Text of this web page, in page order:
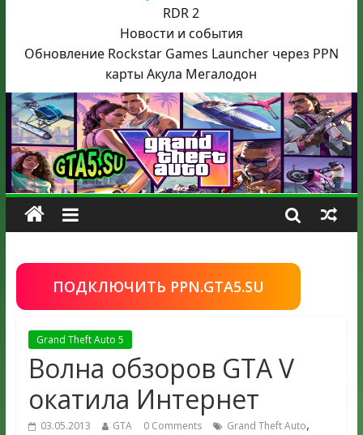
RDR 2
Новости и события
Обновление Rockstar Games Launcher через PPN
карты Акула Мегалодон
ПОДКЛЮЧИТЬ PPN.GTA5.SU
Grand Theft Auto 5
Волна обзоров GTA V
окатила Интернет
03.05.2013 GTA 0 Comments Grand Theft Auto,